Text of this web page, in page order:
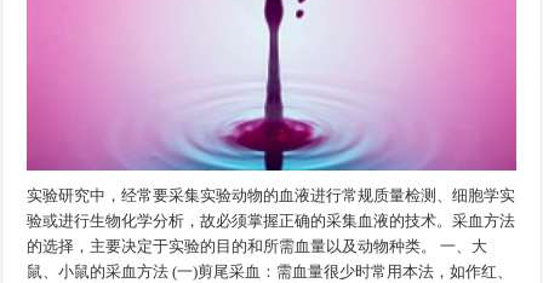
实验研究中，经常要采集实验动物的血液进行常规质量检测、细胞学实
验或进行生物化学分析，故必须掌握正确的采集血液的技术。采血方法
的选择，主要决定于实验的目的和所需血量以及动物种类。 一、大
鼠、小鼠的采血方法 (一)剪尾采血：需血量很少时常用本法，如作红、